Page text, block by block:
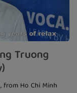
Truong
from Ho Chi Minh